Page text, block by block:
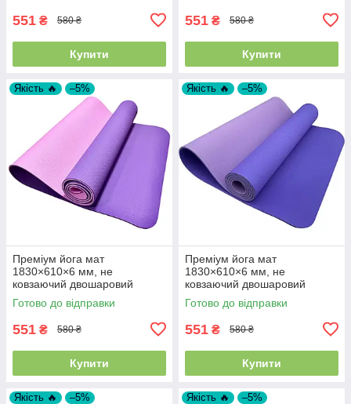
551 ₴ 580 ₴
Купити
551 ₴ 580 ₴
Купити
Якість 🔥 –5%
Преміум йога мат
1830×610×6 мм, не
ковзаючий двошаровий
килимок для фітнесу, TPE-
ТС, фіолетовий верх/
Готово до відправки
551 ₴ 580 ₴
Купити
Якість 🔥 –5%
Преміум йога мат
1830×610×6 мм, не
ковзаючий двошаровий
килимок для фітнесу, TPE-
ТС, блакитний верх/бузковий
Готово до відправки
551 ₴ 580 ₴
Купити
Якість 🔥 –5% Якість 🔥 –5%